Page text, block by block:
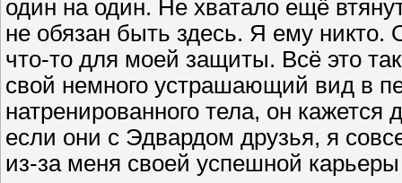
один на один. Не хватало ещё
не обязан быть здесь. Я ему никто.
что-то для моей защиты. Всё это
свой немного устрашающий вид в
натренированного тела, он
если они с Эдвардом друзья, я
из-за меня своей успешной